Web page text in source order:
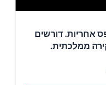
אפס אחריות. דורשים
ממלכתית.